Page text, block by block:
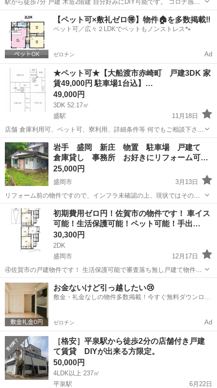
駅から徒歩7分 戸建 木造2階建 自分好みにDIY可能です。 コロナ感染
が日本で一番少ない町です。 駅構内に温泉があることでも有名
ほっとゆだ駅 一戸建て DIY
【ペット可×敷礼ゼロ🉐】物件🏠を多数掲載‼️
ペット可／広々２LDKでペットもノンストレス🐾
ゼロチン Ad
★ペット可★【大船渡市赤崎町 戸建3DK 家
賃49,000円 駐車場1台込】…
49,000円
3DK 52.17㎡
盛駅
11月18日
店舗 倉庫利用可、ペット可、寮利用、詳細条件等 何でもご相談下さ
い。駐車場（小型車1台付）赤崎町ローソン徒歩1分、サンリアまで
800M ガス 給湯器はプロパン、上水道、トイレは簡易水洗
岩手 大船渡市 盛駅 一戸建て 徒歩
岩手 盛岡 新庄 物置 駐車場 戸建て
倉庫貸し 事務所 お好きにリフォーム可…
25,000円
盛岡市
3月13日
リフォーム前の物件ですので、インフラ未確認の上、現状ではそのま
ま住むことはできません。 倉庫などにいかがでしょうか？ お好きにリ
フォームも可能です。 盛岡の街なかにも近く、好立地です。 小さい車
な...
岩手 盛岡市 一戸建て 物件
初期費用ゼロ円！佐賀市の物件です！ 車イス
可能！生活保護可能！ペット可能！手出…
30,300円
2DK
盛岡市
12月17日
④佐賀市の戸建物件です！ 生活保護可能で審査落ち無し戸建て物件で
す！ バリアフリーで車イスも可能です！ 世話人常駐！！ ご相談ござ
いましたら気軽にご問い合わせ下さい
岩手 盛岡市 一戸建て 物件
お金ないけど引っ越したい😢
敷金・礼金なしの物件多数掲載！今すぐ無料ダウンロー
ゼロチン Ad
［格安］平泉駅から徒歩2分の店舗付き戸建
て賃貸 DIYが出来る方限定。
50,000円
4LDK以上 237㎡
平泉駅
6月22日